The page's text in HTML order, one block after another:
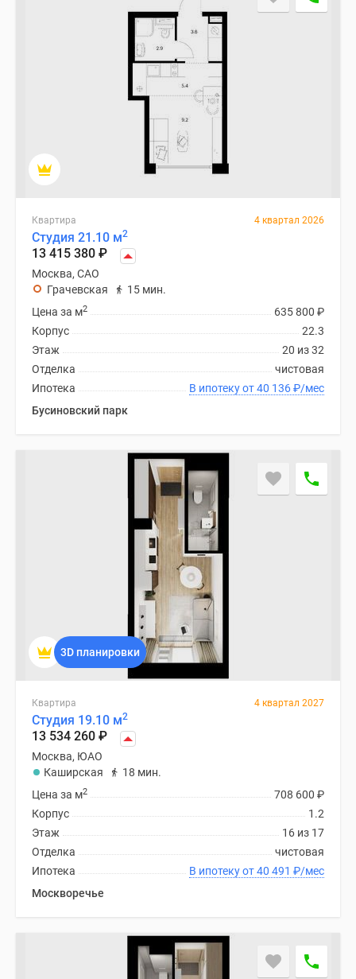
Квартира 4 квартал 2026
Студия 21.10 м2
13 415 380 ₽
Москва, САО
Грачевская
15 мин.
635 800 ₽
Цена за м2
22.3
Корпус
20 из 32
Этаж
чистовая
Отделка
В ипотеку от 40 136₽/мес
Ипотека
Бусиновский парк
3D планировки
Квартира 4 квартал 2027
Студия 19.10 м2
13 534 260 ₽
Москва, ЮАО
Каширская
18 мин.
708 600 ₽
Цена за м2
1.2
Корпус
16 из 17
Этаж
чистовая
Отделка
В ипотеку от 40 491 ₽/мес
Ипотека
Москворечье